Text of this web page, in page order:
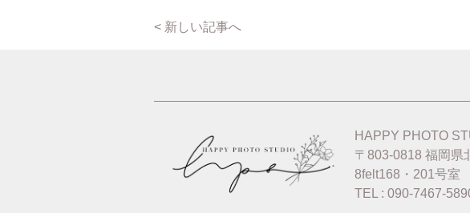
< 新しい記事へ
HAPPY PHOTO
〒803-0818 福岡県
8felt168・201号室
TEL : 090-7467-